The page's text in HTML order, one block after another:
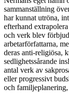
sammanställning
har kunnat utröna,
efterhand
och verk blev
arbetarförfattarna,
deras anti-religiösa,
sedlighetssårande
antal verk av
eller progressivt
och